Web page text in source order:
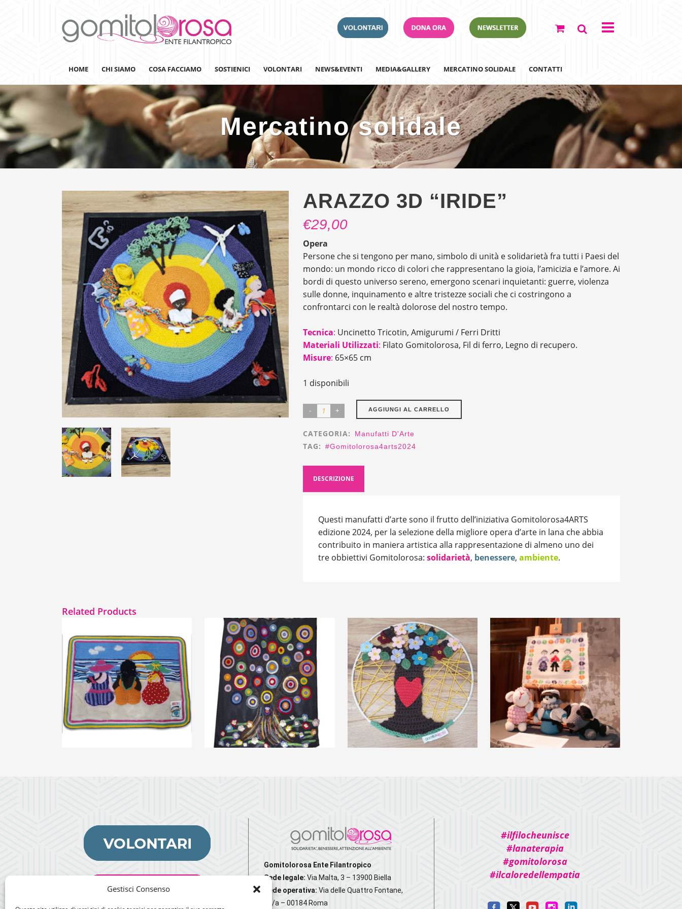
Gestisci Consenso
HOME CHI SIAMO COSA FACCIAMO
Lanaterapia
Ricerca
Sensibilizzazione
Lana&Gomitoli
Giornata della Lana
Gomitolorosa4ARTS
SOSTIENICI
Adotta un Ospedale
Team Building
VOLONTARI NEWS&EVENTI MEDIA&GALLERY
Iscriviti alla nostra newsletter
MERCATINO SOLIDALE CONTATTI
Mercatino solidale
ARAZZO 3D “IRIDE”
€29,00
Opera
Persone che si tengono per mano, simbolo di unità e solidarietà fra tutti i Paesi del
mondo: un mondo ricco di colori che rappresentano la gioia, l’amicizia e l’amore. Ai
bordi di questo universo sereno, emergono scenari inquietanti: guerre, violenza
sulle donne, inquinamento e altre tristezze sociali che ci costringono a
confrontarci con le realtà dolorose del nostro tempo.
Tecnica: Uncinetto Tricotin, Amigurumi / Ferri Dritti
Materiali Utilizzati: Filato Gomitolorosa, Fil di ferro, Legno di recupero.
Misure: 65×65 cm
1 disponibili
Arazzo
"Iride"
quantity
AGGIUNGI AL CARRELLO
CATEGORIA: Manufatti D'Arte
TAG: #gomitolorosa4arts2024
DESCRIZIONE
Questi manufatti d’arte sono il frutto dell’iniziativa Gomitolorosa4ARTS
edizione 2024, per la selezione della migliore opera d’arte in lana che abbia
contribuito in maniera artistica alla rappresentazione di almeno uno dei
tre obbiettivi Gomitolorosa: solidarietà, benessere, ambiente.
Related Products
Arazzo
“Benessere al
tramonto”
Arazzo
“Kandinsky”
Scultura
tessile
“L’Amore fa
fiorire”
Tradizione
sarda
Gomitolorosa Ente Filantropico
Sede legale: Via Malta, 3 – 13900 Biella
Sede operativa: Via delle Quattro Fontane,
20/a – 00184 Roma
#ilfilocheunisce
#lanaterapia
#gomitolorosa
#ilcaloredellempatia